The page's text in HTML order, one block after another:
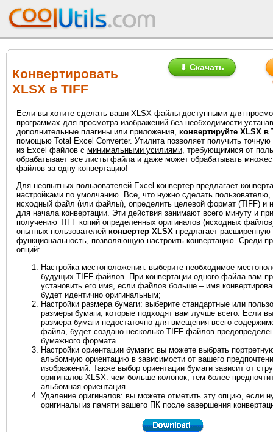
Конвертировать
XLSX в TIFF
⬇ Скачать
Если вы хотите сделать ваши XLSX файлы доступными для
программах для просмотра изображений без необходимости
дополнительные плагины или приложения, конвертируйте XLSX в
помощью Total Excel Converter. Утилита позволяет получить точную
из Excel файлов с минимальными усилиями, требующимися от
обрабатывает все листы файла и даже может обрабатывать
файлов за одну конвертацию!
Для неопытных пользователей Excel конвертер предлагает
настройками по умолчанию. Все, что нужно сделать пользователю,
исходный файл (или файлы), определить целевой формат (TIFF) и
для начала конвертации. Эти действия занимают всего минуту и
получению TIFF копий определенных оригиналов (исходных
опытных пользователей конвертер XLSX предлагает расширенную
функциональность, позволяющую настроить конвертацию. Среди
опций:
Настройка местоположения: выберите необходимое
будущих TIFF файлов. При конвертации одного файла вам
установить его имя, если файлов больше – имя
будет идентично оригинальным;
Настройки размера бумаги: выберите стандартные или
размеры бумаги, которые подходят вам лучше всего. Если
размера бумаги недостаточно для вмещения всего
файла, будет создано несколько TIFF файлов
бумажного формата.
Настройки ориентации бумаги: вы можете выбрать
альбомную ориентацию в зависимости от вашего
изображений. Также выбор ориентации бумаги зависит от
оригиналов XLSX: чем больше колонок, тем более
альбомная ориентация.
Удаление оригиналов: вы можете отметить эту опцию, если
оригиналы из памяти вашего ПК после завершения